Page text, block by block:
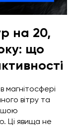
на 20,
що
магнітосфері
вітру та
Ці явища не